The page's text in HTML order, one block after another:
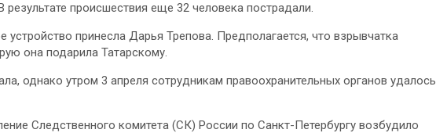
результате происшествия еще 32 человека пострадали.
устройство принесла Дарья Трепова. Предполагается, что взрывчатка
она подарила Татарскому.
однако утром 3 апреля сотрудникам правоохранительных органов удалось
Следственного комитета (СК) России по Санкт-Петербургу возбудило